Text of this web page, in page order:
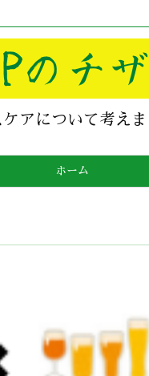
アについて考え
ホーム